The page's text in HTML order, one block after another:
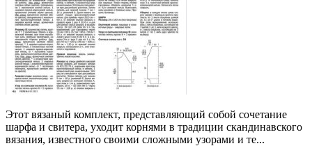
Этот вязаный комплект, представляющий собой сочетание
шарфа и свитера, уходит корнями в традиции скандинавского
вязания, известного своими сложными узорами и те...